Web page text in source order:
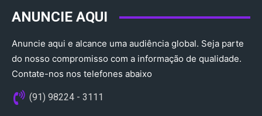
ANUNCIE AQUI
Anuncie aqui e alcance uma audiência global. Seja parte
do nosso compromisso com a informação de qualidade.
Contate-nos nos telefones abaixo
(91) 98224 - 3111